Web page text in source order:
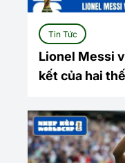
Tin Tức
Lionel Messi
kết của hai